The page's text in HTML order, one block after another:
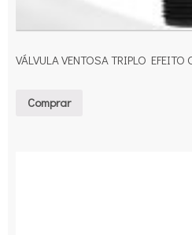
VÁLVULA VENTOSA TRIPLO
Comprar